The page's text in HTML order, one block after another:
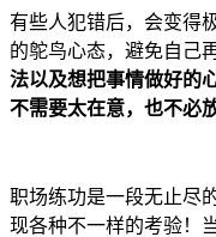
有些人犯错后，会变得
的鸵鸟心态，避免自己
法以及想把事情做好的
不需要太在意，也不必
职场练功是一段无止尽
现各种不一样的考验！